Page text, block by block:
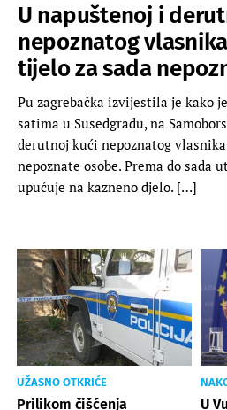
U napuštenoj i
nepoznatog
tijelo za sada
Pu zagrebačka izvijestila je kako
satima u Susedgradu, na
derutnoj kući nepoznatog
nepoznate osobe. Prema do sada
upućuje na kazneno djelo. […]
UŽASNO OTKRIĆE
Prilikom čišćenja
U